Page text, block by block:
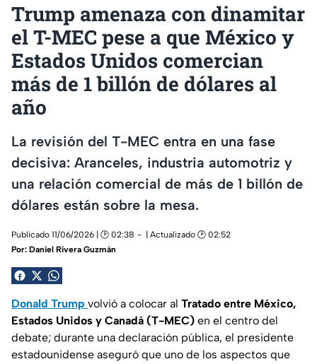
Trump amenaza con dinamitar
el T-MEC pese a que México y
Estados Unidos comercian
más de 1 billón de dólares al
año
La revisión del T-MEC entra en una fase
decisiva: Aranceles, industria automotriz y
una relación comercial de más de 1 billón de
dólares están sobre la mesa.
Publicado 11/06/2026 | 🕑 02:38
| Actualizado 🕑 02:52
Por: Daniel Rivera Guzmán
Donald Trump volvió a colocar al Tratado entre México,
Estados Unidos y Canadá (T-MEC) en el centro del
debate; durante una declaración pública, el presidente
estadounidense aseguró que uno de los aspectos que